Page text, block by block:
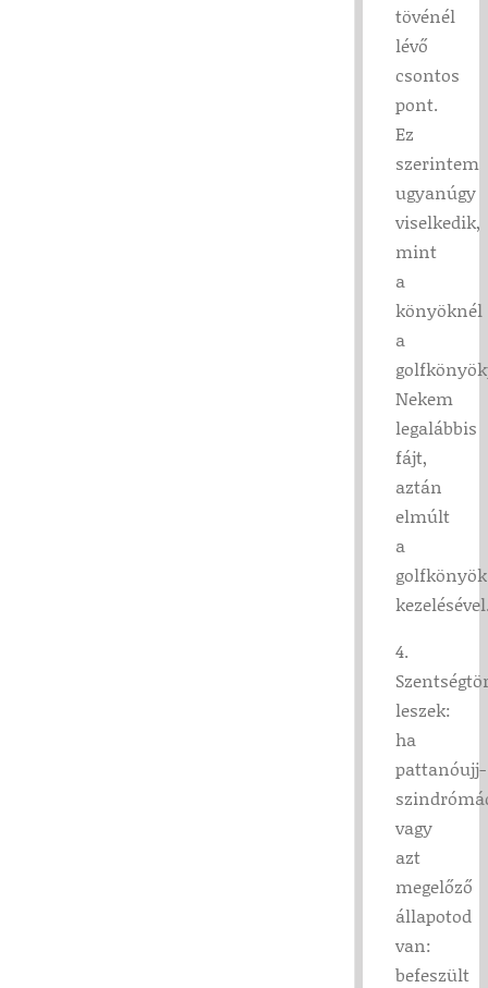
tövénél
lévő
csontos
pont.
Ez
szerintem
ugyanúgy
viselkedik,
mint
a
könyöknél
a
Nekem
legalábbis
fájt,
aztán
elmúlt
a
golfkönyök
4.
leszek:
ha
pattanóujj-
vagy
azt
megelőző
állapotod
van:
befeszült